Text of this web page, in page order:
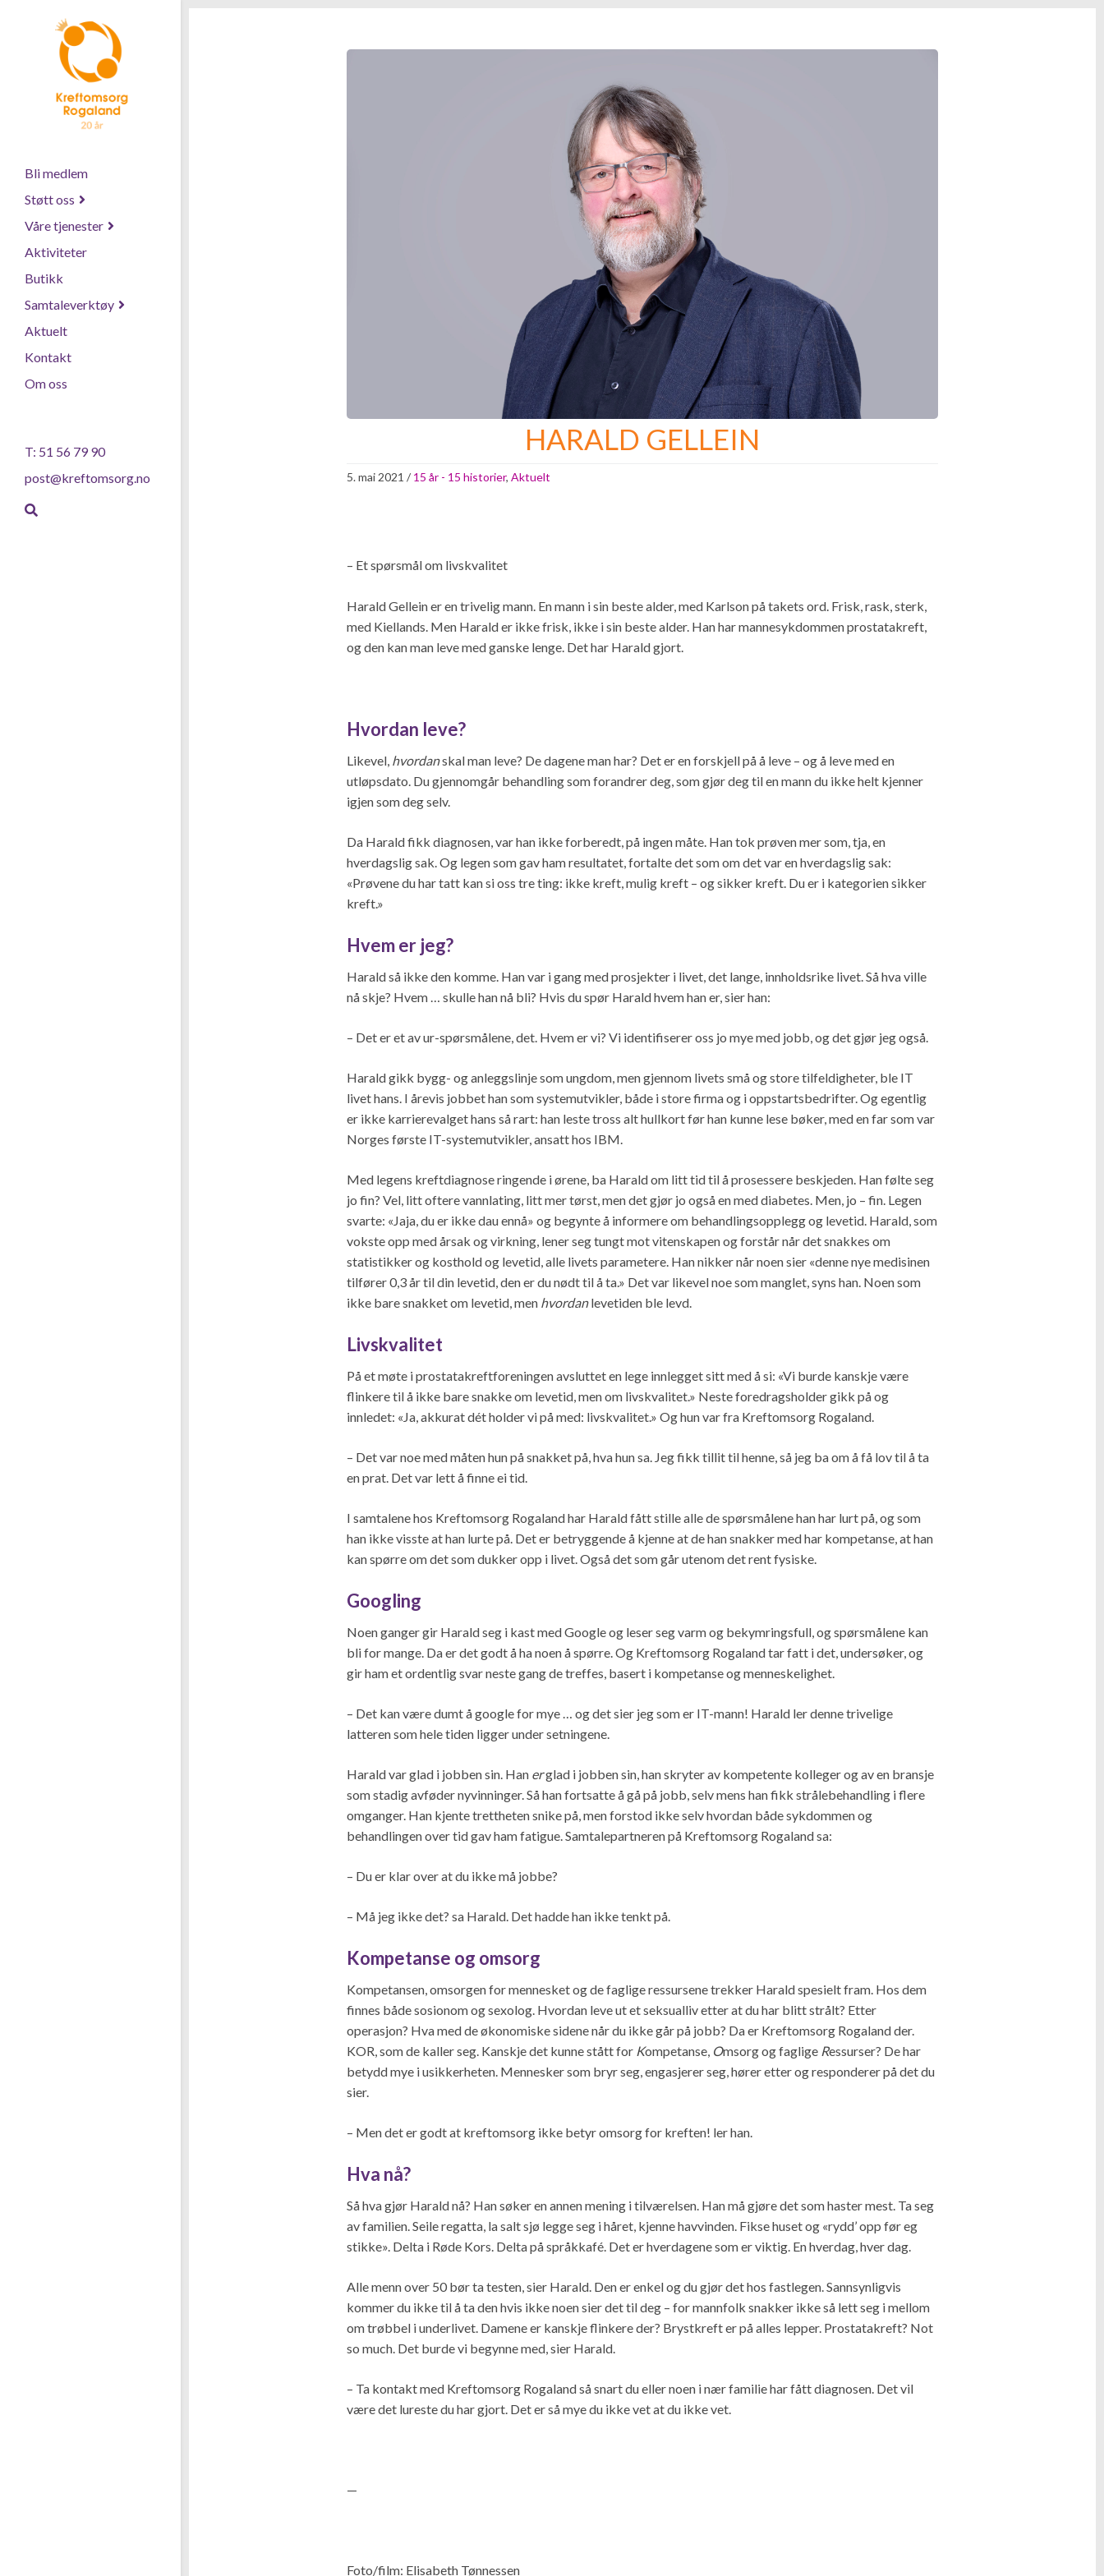
Bli medlem
Støtt oss
Våre tjenester
Aktiviteter
Butikk
Samtaleverktøy
Aktuelt
Kontakt
Om oss
T: 51 56 79 90
post@kreftomsorg.no
HARALD GELLEIN
5. mai 2021 / 15 år - 15 historier, Aktuelt
– Et spørsmål om livskvalitet
Harald Gellein er en trivelig mann. En mann i sin beste alder, med Karlson på takets ord. Frisk, rask, sterk,
med Kiellands. Men Harald er ikke frisk, ikke i sin beste alder. Han har mannesykdommen prostatakreft,
og den kan man leve med ganske lenge. Det har Harald gjort.
Hvordan leve?
Likevel, hvordanskal man leve? De dagene man har? Det er en forskjell på å leve – og å leve med en
utløpsdato. Du gjennomgår behandling som forandrer deg, som gjør deg til en mann du ikke helt kjenner
igjen som deg selv.
Da Harald fikk diagnosen, var han ikke forberedt, på ingen måte. Han tok prøven mer som, tja, en
hverdagslig sak. Og legen som gav ham resultatet, fortalte det som om det var en hverdagslig sak:
«Prøvene du har tatt kan si oss tre ting: ikke kreft, mulig kreft – og sikker kreft. Du er i kategorien sikker
kreft.»
Hvem er jeg?
Harald så ikke den komme. Han var i gang med prosjekter i livet, det lange, innholdsrike livet. Så hva ville
nå skje? Hvem … skulle han nå bli? Hvis du spør Harald hvem han er, sier han:
– Det er et av ur-spørsmålene, det. Hvem er vi? Vi identifiserer oss jo mye med jobb, og det gjør jeg også.
Harald gikk bygg- og anleggslinje som ungdom, men gjennom livets små og store tilfeldigheter, ble IT
livet hans. I årevis jobbet han som systemutvikler, både i store firma og i oppstartsbedrifter. Og egentlig
er ikke karrierevalget hans så rart: han leste tross alt hullkort før han kunne lese bøker, med en far som var
Norges første IT-systemutvikler, ansatt hos IBM.
Med legens kreftdiagnose ringende i ørene, ba Harald om litt tid til å prosessere beskjeden. Han følte seg
jo fin? Vel, litt oftere vannlating, litt mer tørst, men det gjør jo også en med diabetes. Men, jo – fin. Legen
svarte: «Jaja, du er ikke dau ennå» og begynte å informere om behandlingsopplegg og levetid. Harald, som
vokste opp med årsak og virkning, lener seg tungt mot vitenskapen og forstår når det snakkes om
statistikker og kosthold og levetid, alle livets parametere. Han nikker når noen sier «denne nye medisinen
tilfører 0,3 år til din levetid, den er du nødt til å ta.» Det var likevel noe som manglet, syns han. Noen som
ikke bare snakket om levetid, men hvordanlevetiden ble levd.
Livskvalitet
På et møte i prostatakreftforeningen avsluttet en lege innlegget sitt med å si: «Vi burde kanskje være
flinkere til å ikke bare snakke om levetid, men om livskvalitet.» Neste foredragsholder gikk på og
innledet: «Ja, akkurat dét holder vi på med: livskvalitet.» Og hun var fra Kreftomsorg Rogaland.
– Det var noe med måten hun på snakket på, hva hun sa. Jeg fikk tillit til henne, så jeg ba om å få lov til å ta
en prat. Det var lett å finne ei tid.
I samtalene hos Kreftomsorg Rogaland har Harald fått stille alle de spørsmålene han har lurt på, og som
han ikke visste at han lurte på. Det er betryggende å kjenne at de han snakker med har kompetanse, at han
kan spørre om det som dukker opp i livet. Også det som går utenom det rent fysiske.
Googling
Noen ganger gir Harald seg i kast med Google og leser seg varm og bekymringsfull, og spørsmålene kan
bli for mange. Da er det godt å ha noen å spørre. Og Kreftomsorg Rogaland tar fatt i det, undersøker, og
gir ham et ordentlig svar neste gang de treffes, basert i kompetanse og menneskelighet.
– Det kan være dumt å google for mye … og det sier jeg som er IT-mann! Harald ler denne trivelige
latteren som hele tiden ligger under setningene.
Harald var glad i jobben sin. Han erglad i jobben sin, han skryter av kompetente kolleger og av en bransje
som stadig avføder nyvinninger. Så han fortsatte å gå på jobb, selv mens han fikk strålebehandling i flere
omganger. Han kjente trettheten snike på, men forstod ikke selv hvordan både sykdommen og
behandlingen over tid gav ham fatigue. Samtalepartneren på Kreftomsorg Rogaland sa:
– Du er klar over at du ikke må jobbe?
– Må jeg ikke det? sa Harald. Det hadde han ikke tenkt på.
Kompetanse og omsorg
Kompetansen, omsorgen for mennesket og de faglige ressursene trekker Harald spesielt fram. Hos dem
finnes både sosionom og sexolog. Hvordan leve ut et seksualliv etter at du har blitt strålt? Etter
operasjon? Hva med de økonomiske sidene når du ikke går på jobb? Da er Kreftomsorg Rogaland der.
KOR, som de kaller seg. Kanskje det kunne stått for Kompetanse, Omsorg og faglige Ressurser? De har
betydd mye i usikkerheten. Mennesker som bryr seg, engasjerer seg, hører etter og responderer på det du
sier.
– Men det er godt at kreftomsorg ikke betyr omsorg for kreften! ler han.
Hva nå?
Så hva gjør Harald nå? Han søker en annen mening i tilværelsen. Han må gjøre det som haster mest. Ta seg
av familien. Seile regatta, la salt sjø legge seg i håret, kjenne havvinden. Fikse huset og «rydd’ opp før eg
stikke». Delta i Røde Kors. Delta på språkkafé. Det er hverdagene som er viktig. En hverdag, hver dag.
Alle menn over 50 bør ta testen, sier Harald. Den er enkel og du gjør det hos fastlegen. Sannsynligvis
kommer du ikke til å ta den hvis ikke noen sier det til deg – for mannfolk snakker ikke så lett seg i mellom
om trøbbel i underlivet. Damene er kanskje flinkere der? Brystkreft er på alles lepper. Prostatakreft? Not
so much. Det burde vi begynne med, sier Harald.
– Ta kontakt med Kreftomsorg Rogaland så snart du eller noen i nær familie har fått diagnosen. Det vil
være det lureste du har gjort. Det er så mye du ikke vet at du ikke vet.
—
Foto/film: Elisabeth Tønnessen